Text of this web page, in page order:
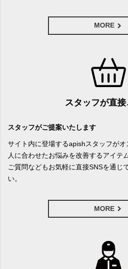
MORE
スタッフが直
スタッフがご提案いたします
サイト内に登場するapishスタッフが
人に合わせたお悩みを改善するアイテ
ご質問などもお気軽に直接SNSを通じ
い。
MORE